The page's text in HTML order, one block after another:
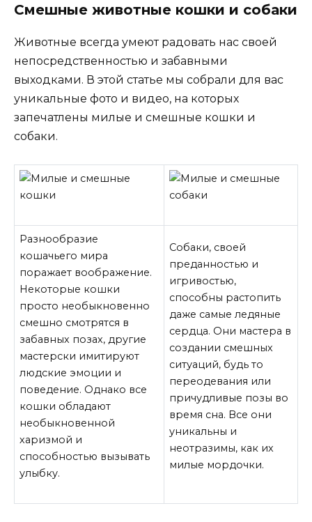
Смешные животные кошки и собаки
Животные всегда умеют радовать нас своей
непосредственностью и забавными
выходками. В этой статье мы собрали для вас
уникальные фото и видео, на которых
запечатлены милые и смешные кошки и
собаки.
Разнообразие
кошачьего мира
поражает воображение.
Некоторые кошки
просто необыкновенно
смешно смотрятся в
забавных позах, другие
мастерски имитируют
людские эмоции и
поведение. Однако все
кошки обладают
необыкновенной
харизмой и
способностью вызывать
улыбку.
Собаки, своей
преданностью и
игривостью,
способны растопить
даже самые ледяные
сердца. Они мастера в
создании смешных
ситуаций, будь то
переодевания или
причудливые позы во
время сна. Все они
уникальны и
неотразимы, как их
милые мордочки.